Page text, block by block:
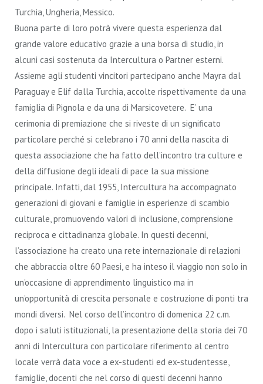
Turchia, Ungheria, Messico.
Buona parte di loro potrà vivere questa esperienza dal
grande valore educativo grazie a una borsa di studio, in
alcuni casi sostenuta da Intercultura o Partner esterni.
Assieme agli studenti vincitori partecipano anche Mayra dal
Paraguay e Elif dalla Turchia, accolte rispettivamente da una
famiglia di Pignola e da una di Marsicovetere. E’ una
cerimonia di premiazione che si riveste di un significato
particolare perché si celebrano i 70 anni della nascita di
questa associazione che ha fatto dell’incontro tra culture e
della diffusione degli ideali di pace la sua missione
principale. Infatti, dal 1955, Intercultura ha accompagnato
generazioni di giovani e famiglie in esperienze di scambio
culturale, promuovendo valori di inclusione, comprensione
reciproca e cittadinanza globale. In questi decenni,
l’associazione ha creato una rete internazionale di relazioni
che abbraccia oltre 60 Paesi, e ha inteso il viaggio non solo in
un’occasione di apprendimento linguistico ma in
un’opportunità di crescita personale e costruzione di ponti tra
mondi diversi. Nel corso dell’incontro di domenica 22 c.m.
dopo i saluti istituzionali, la presentazione della storia dei 70
anni di Intercultura con particolare riferimento al centro
locale verrà data voce a ex-studenti ed ex-studentesse,
famiglie, docenti che nel corso di questi decenni hanno